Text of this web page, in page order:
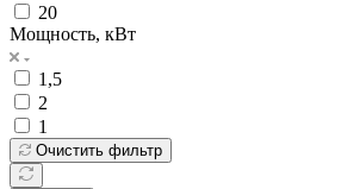
20
Мощность, кВт
1,5
2
1
Очистить фильтр